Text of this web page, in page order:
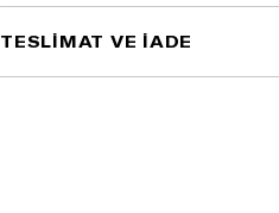
TESLİMAT VE İADE